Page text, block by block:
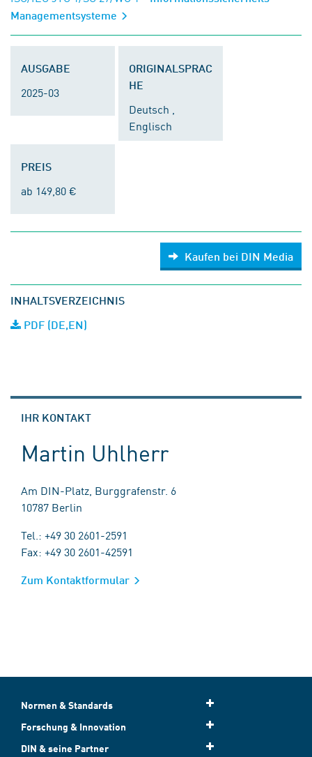
Managementsysteme
AUSGABE
2025-03
ORIGINALSPRAC
HE
Deutsch ,
Englisch
PREIS
ab 149,80 €
Kaufen bei DIN Media
INHALTSVERZEICHNIS
PDF (DE,EN)
IHR KONTAKT
Martin Uhlherr
Am DIN-Platz, Burggrafenstr. 6
10787 Berlin
Tel.: +49 30 2601-2591
Fax: +49 30 2601-42591
Zum Kontaktformular
Normen & Standards
Forschung & Innovation
DIN & seine Partner